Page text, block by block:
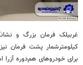
غربیلک فرمان بزرگ و
کیلومترشمار پشت فرمان
برای خودروهای هم‌دوره